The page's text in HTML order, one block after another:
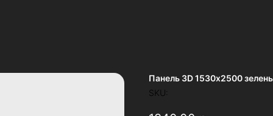
Панель 3D 1530х2500
SKU: